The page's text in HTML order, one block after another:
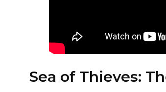
Sea of Thieves: